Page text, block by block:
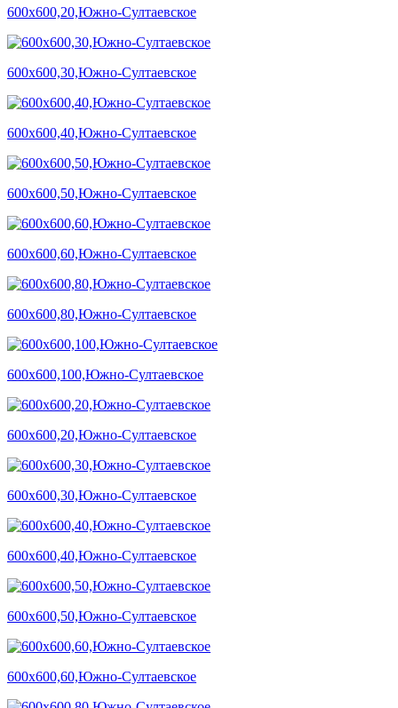
600х600,20,Южно-Султаевское
600х600,30,Южно-Султаевское
600х600,40,Южно-Султаевское
600х600,50,Южно-Султаевское
600х600,60,Южно-Султаевское
600х600,80,Южно-Султаевское
600х600,100,Южно-Султаевское
600х600,20,Южно-Султаевское
600х600,30,Южно-Султаевское
600х600,40,Южно-Султаевское
600х600,50,Южно-Султаевское
600х600,60,Южно-Султаевское